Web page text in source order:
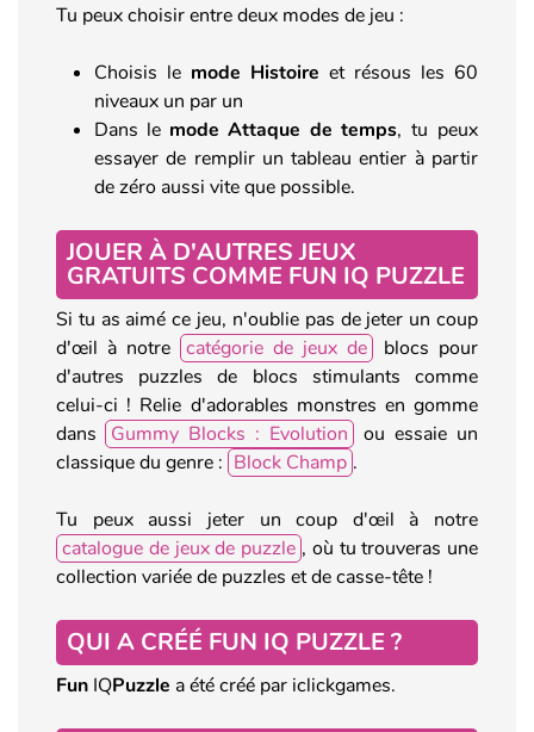
Tu peux choisir entre deux modes de jeu :
Choisis le mode Histoire et résous les 60
niveaux un par un
Dans le mode Attaque de temps, tu peux
essayer de remplir un tableau entier à partir
de zéro aussi vite que possible.
JOUER À D'AUTRES JEUX
GRATUITS COMME FUN IQ PUZZLE
Si tu as aimé ce jeu, n'oublie pas de jeter un coup
d'œil à notre catégorie de jeux de
blocs pour
d'autres puzzles de blocs stimulants comme
celui-ci ! Relie d'adorables monstres en gomme
dans
Gummy Blocks : Evolution
ou essaie un
classique du genre : Block Champ .
Tu peux aussi jeter un coup d'œil à notre
catalogue de jeux de puzzle , où tu trouveras une
collection variée de puzzles et de casse-tête !
QUI A CRÉÉ FUN IQ PUZZLE ?
Fun IQPuzzle a été créé par iclickgames.